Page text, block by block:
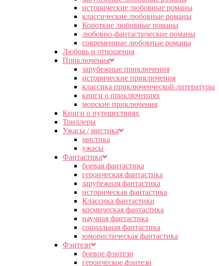
исторические любовные романы
классические любовные романы
Короткие любовные романы
любовно-фантастические романы
современные любовные романы
Любовь и отношения
Приключения
зарубежные приключения
исторические приключения
классика приключенческой литературы
книги о приключениях
морские приключения
Книги о путешествиях
Триллеры
Ужасы / мистика
мистика
ужасы
Фантастика
боевая фантастика
героическая фантастика
зарубежная фантастика
историческая фантастика
Классика фантастики
космическая фантастика
научная фантастика
социальная фантастика
юмористическая фантастика
Фэнтези
боевое фэнтези
героическое фэнтези